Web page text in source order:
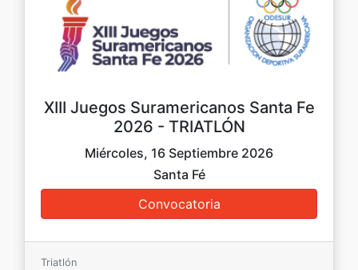
XIII Juegos Suramericanos Santa Fe
2026 - TRIATLÓN
Miércoles, 16 Septiembre 2026
Santa Fé
Triatlón